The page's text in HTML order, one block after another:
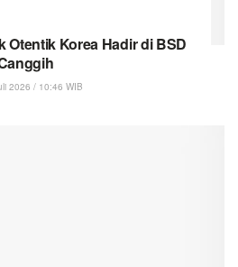
Otentik Korea Hadir di BSD
2026 / 10:46 WIB